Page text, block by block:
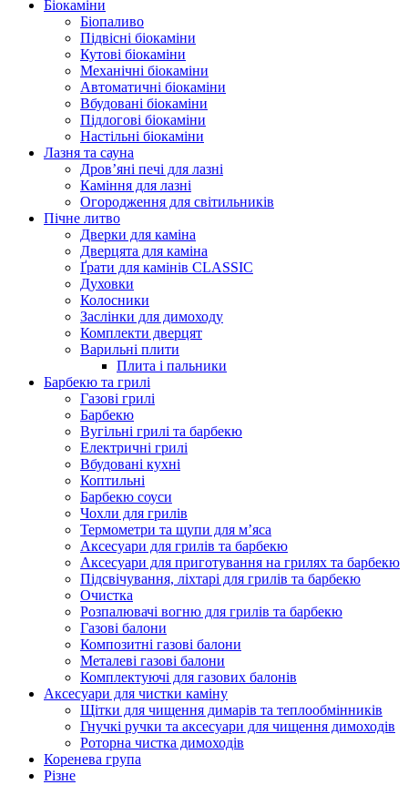
Біокаміни
Біопаливо
Підвісні біокаміни
Кутові біокаміни
Механічні біокаміни
Автоматичні біокаміни
Вбудовані біокаміни
Підлогові біокаміни
Настільні біокаміни
Лазня та сауна
Дров’яні печі для лазні
Каміння для лазні
Огородження для світильників
Пічне литво
Дверки для каміна
Дверцята для каміна
Ґрати для камінів CLASSIC
Духовки
Колосники
Заслінки для димоходу
Комплекти дверцят
Варильні плити
Плита і пальники
Барбекю та грилі
Газові грилі
Барбекю
Вугільні грилі та барбекю
Електричні грилі
Вбудовані кухні
Коптильні
Барбекю соуси
Чохли для грилів
Термометри та щупи для м’яса
Аксесуари для грилів та барбекю
Аксесуари для приготування на грилях та барбекю
Підсвічування, ліхтарі для грилів та барбекю
Очистка
Розпалювачі вогню для грилів та барбекю
Газові балони
Композитні газові балони
Металеві газові балони
Комплектуючі для газових балонів
Аксесуари для чистки каміну
Щітки для чищення димарів та теплообмінників
Гнучкі ручки та аксесуари для чищення димоходів
Роторна чистка димоходів
Коренева група
Різне